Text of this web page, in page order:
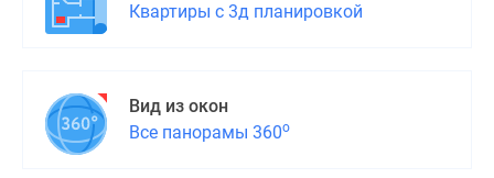
Квартиры с 3д планировкой
Вид из окон
Все панорамы 360о